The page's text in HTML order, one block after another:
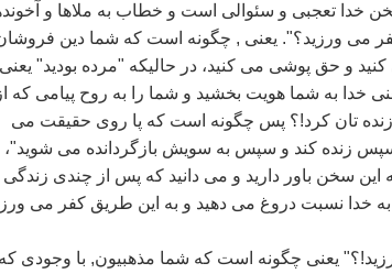
خدا تعجبی و سئوالی است و خطاب به ملاها و
می ورزيد؟". يعنی , چگونه است که شما دين فروشان
و حق پوشی می کنيد، در حاليکه ‌"مرده بوديد‌" يعنی
خدا به شما هويت بخشيد و شما را به روح پيامی که از
زنده تان کرد!؟ پس چگونه است که پا روی حقيقت می
زنده کند و سپس به سويش بازگردانده می شويد‌"،
سخن باور داريد و می دانيد که پس از چندی زندگی
به خدا نسبت دروغ می دهيد و به اين طريق کفر می
يعنی چگونه است که شما مذهبيون, با وجودی